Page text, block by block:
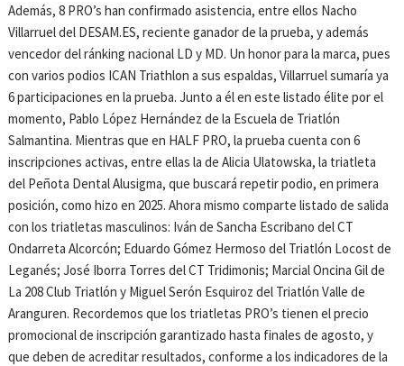
Además, 8 PRO’s han confirmado asistencia, entre ellos Nacho
Villarruel del DESAM.ES, reciente ganador de la prueba, y además
vencedor del ránking nacional LD y MD. Un honor para la marca, pues
con varios podios ICAN Triathlon a sus espaldas, Villarruel sumaría ya
6 participaciones en la prueba. Junto a él en este listado élite por el
momento, Pablo López Hernández de la Escuela de Triatlón
Salmantina. Mientras que en HALF PRO, la prueba cuenta con 6
inscripciones activas, entre ellas la de Alicia Ulatowska, la triatleta
del Peñota Dental Alusigma, que buscará repetir podio, en primera
posición, como hizo en 2025. Ahora mismo comparte listado de salida
con los triatletas masculinos: Iván de Sancha Escribano del CT
Ondarreta Alcorcón; Eduardo Gómez Hermoso del Triatlón Locost de
Leganés; José Iborra Torres del CT Tridimonis; Marcial Oncina Gil de
La 208 Club Triatlón y Miguel Serón Esquiroz del Triatlón Valle de
Aranguren. Recordemos que los triatletas PRO’s tienen el precio
promocional de inscripción garantizado hasta finales de agosto, y
que deben de acreditar resultados, conforme a los indicadores de la